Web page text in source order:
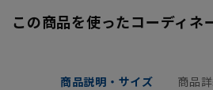
この商品を使ったコーディネ
商品説明・サイズ 商品